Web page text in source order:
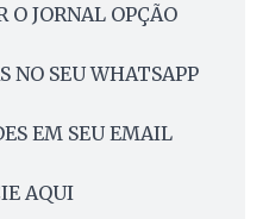
O JORNAL OPÇÃO
NO SEU WHATSAPP
EM SEU EMAIL
AQUI